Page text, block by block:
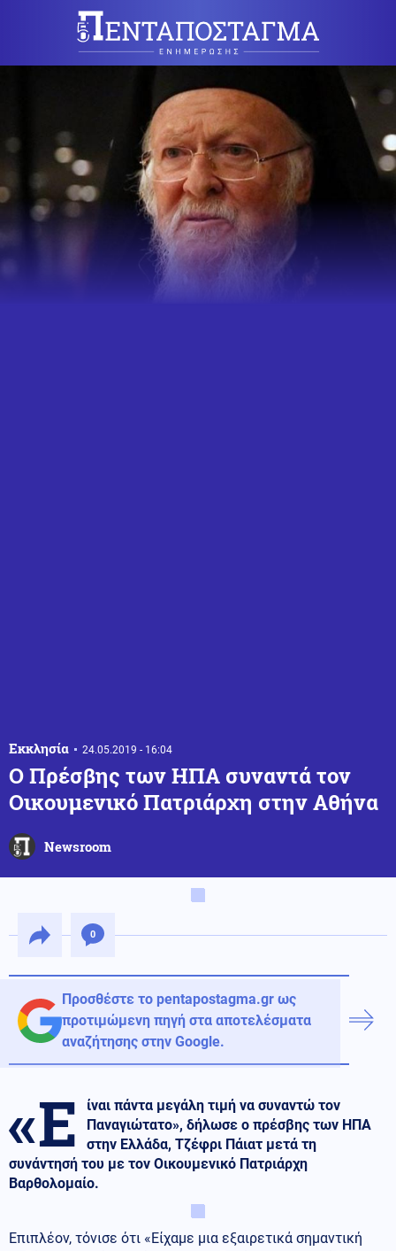
Εκκλησία 24.05.2019 - 16:04
Ο Πρέσβης των ΗΠΑ συναντά τον
Οικουμενικό Πατριάρχη στην Αθήνα
Newsroom
0
Προσθέστε το pentapostagma.gr ως
προτιμώμενη πηγή στα αποτελέσματα
αναζήτησης στην Google.
«Ε
ίναι πάντα μεγάλη τιμή να συναντώ τον
Παναγιώτατο», δήλωσε ο πρέσβης των ΗΠΑ
στην Ελλάδα, Τζέφρι Πάιατ μετά τη
συνάντησή του με τον Οικουμενικό Πατριάρχη
Βαρθολομαίο.
Επιπλέον, τόνισε ότι «Είχαμε μια εξαιρετικά σημαντική